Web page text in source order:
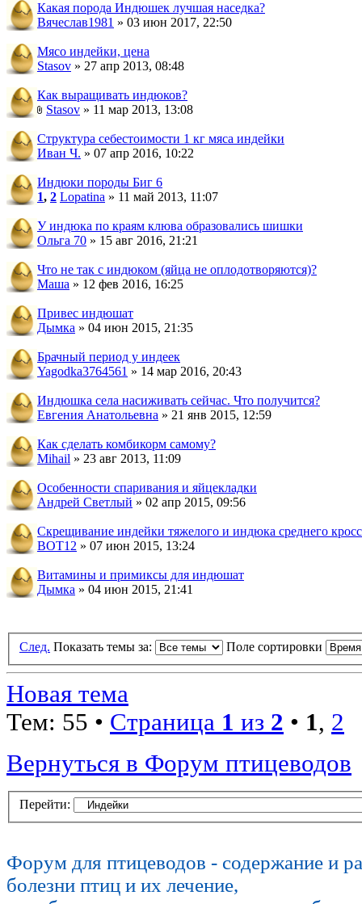
Какая порода Индюшек лучшая наседка?
Вячеслав1981 » 03 июн 2017, 22:50
Мясо индейки, цена
Stasov » 27 апр 2013, 08:48
Как выращивать индюков?
Stasov » 11 мар 2013, 13:08
Структура себестоимости 1 кг мяса индейки
Иван Ч. » 07 апр 2016, 10:22
Индюки породы Биг 6
1, 2 Lopatina » 11 май 2013, 11:07
У индюка по краям клюва образовались шишки
Ольга 70 » 15 авг 2016, 21:21
Что не так с индюком (яйца не оплодотворяются)?
Маша » 12 фев 2016, 16:25
Привес индюшат
Дымка » 04 июн 2015, 21:35
Брачный период у индеек
Yagodka3764561 » 14 мар 2016, 20:43
Индюшка села насиживать сейчас. Что получится?
Евгения Анатольевна » 21 янв 2015, 12:59
Как сделать комбикорм самому?
Mihail » 23 авг 2013, 11:09
Особенности спаривания и яйцекладки
Андрей Светлый » 02 апр 2015, 09:56
Скрещивание индейки тяжелого и индюка среднего
BOT12 » 07 июн 2015, 13:24
Витамины и примиксы для индюшат
Дымка » 04 июн 2015, 21:41
След. Показать темы за: Поле сортировки
Новая тема
Тем: 55 • Страница 1 из 2 • 1, 2
Вернуться в Форум птицеводов
Перейти:
Форум для птицеводов - содержание и
болезни птиц и их лечение,